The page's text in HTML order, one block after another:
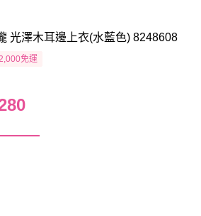
光澤木耳邊上衣(水藍色) 8248608
免運